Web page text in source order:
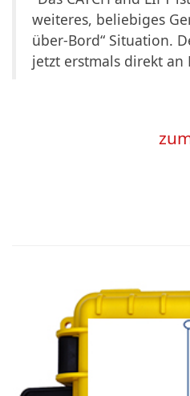
weiteres, beliebiges
über-Bord“ Situation.
jetzt erstmals direkt an